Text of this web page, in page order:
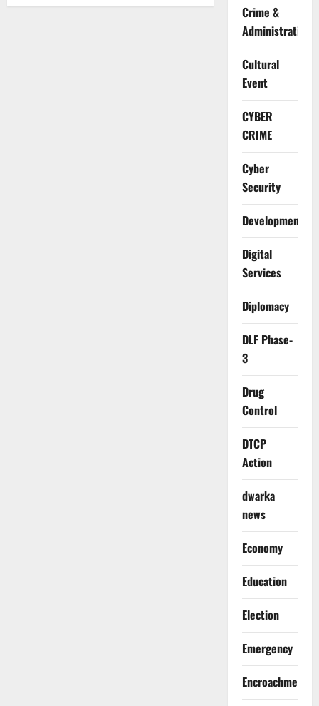
Crime &
Administration
Cultural
Event
CYBER
CRIME
Cyber
Security
Development
Digital
Services
Diplomacy
DLF Phase-
3
Drug
Control
DTCP
Action
dwarka
news
Economy
Education
Election
Emergency
Encroachment